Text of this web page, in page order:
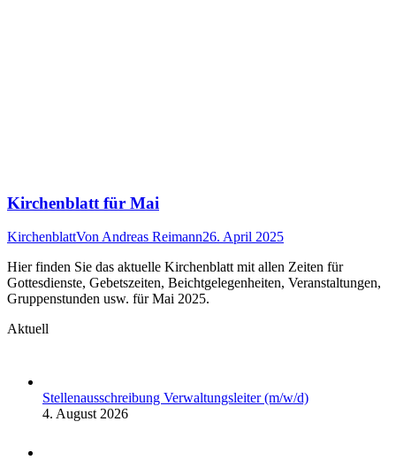
Kirchenblatt für Mai
KirchenblattVon Andreas Reimann26. April 2025
Hier finden Sie das aktuelle Kirchenblatt mit allen Zeiten für
Gottesdienste, Gebetszeiten, Beichtgelegenheiten, Veranstaltungen,
Gruppenstunden usw. für Mai 2025.
Aktuell
Stellenausschreibung Verwaltungsleiter (m/w/d)
4. August 2026